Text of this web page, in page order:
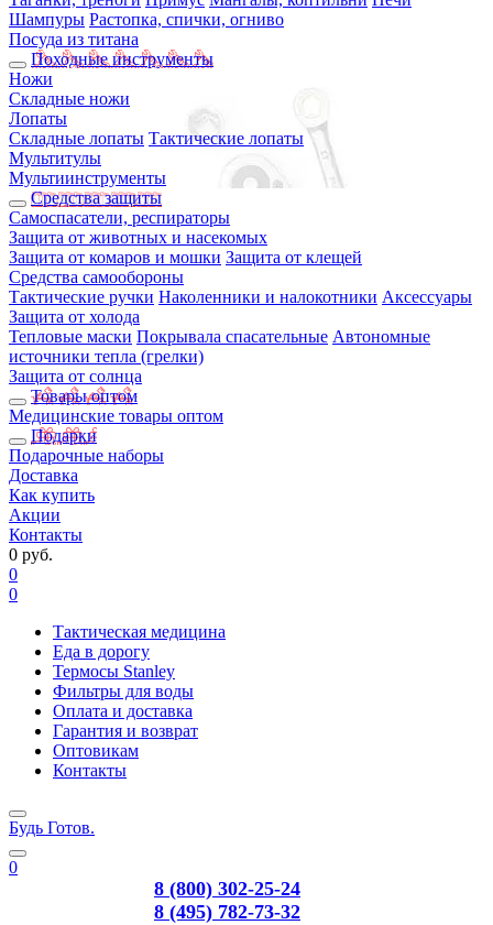
Шампуры Растопка, спички, огниво
Посуда из титана
Походные инструменты
Ножи
Складные ножи
Лопаты
Складные лопаты Тактические лопаты
Мультитулы
Мультиинструменты
Средства защиты
Самоспасатели, респираторы
Защита от животных и насекомых
Защита от комаров и мошки Защита от клещей
Средства самообороны
Тактические ручки Наколенники и налокотники Аксессуары
Защита от холода
Тепловые маски Покрывала спасательные Автономные
источники тепла (грелки)
Защита от солнца
Товары оптом
Медицинские товары оптом
Подарки
Подарочные наборы
Доставка
Как купить
Акции
Контакты
0 руб.
0
0
Тактическая медицина
Еда в дорогу
Термосы Stanley
Фильтры для воды
Оплата и доставка
Гарантия и возврат
Оптовикам
Контакты
Будь Готов.
0
8 (800) 302-25-24
8 (495) 782-73-32